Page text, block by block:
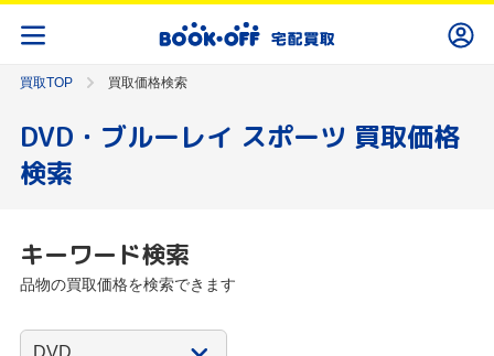
買取TOP 買取価格検索
DVD・ブルーレイ スポーツ 買取価格
検索
キーワード検索
品物の買取価格を検索できます